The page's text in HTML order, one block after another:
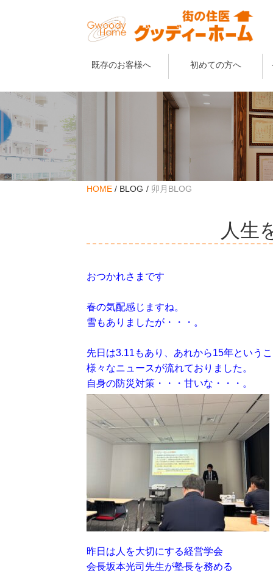
既存のお客様へ 初めての方へ
HOME BLOG 卯月BLOG
人生
おつかれさまです
春の気配感じますね。
雪もありましたが・・・。
先日は3.11もあり、あれから15年という
様々なニュースが流れておりました。
自身の防災対策・・・甘いな・・・。
昨日は人を大切にする経営学会
会長坂本光司先生が塾長を務める